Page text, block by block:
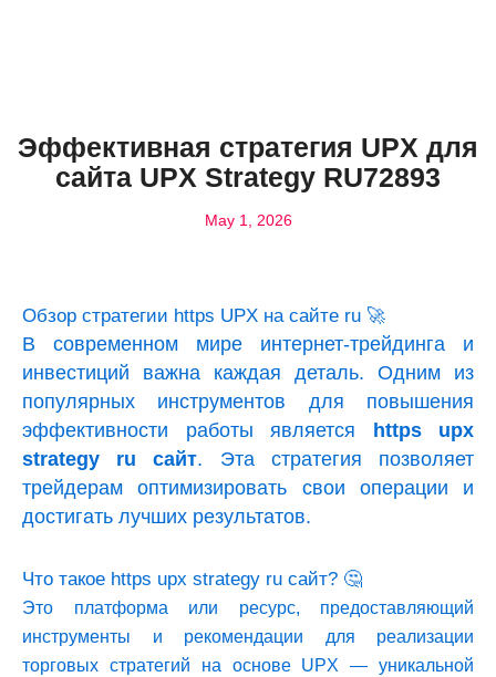
Эффективная стратегия UPX для
сайта UPX Strategy RU72893
May 1, 2026
Обзор стратегии https UPX на сайте ru 🚀
В современном мире интернет-трейдинга и
инвестиций важна каждая деталь. Одним из
популярных инструментов для повышения
эффективности работы является https upx
strategy ru сайт. Эта стратегия позволяет
трейдерам оптимизировать свои операции и
достигать лучших результатов.
Что такое https upx strategy ru сайт? 🤔
Это платформа или ресурс, предоставляющий
инструменты и рекомендации для реализации
торговых стратегий на основе UPX — уникальной